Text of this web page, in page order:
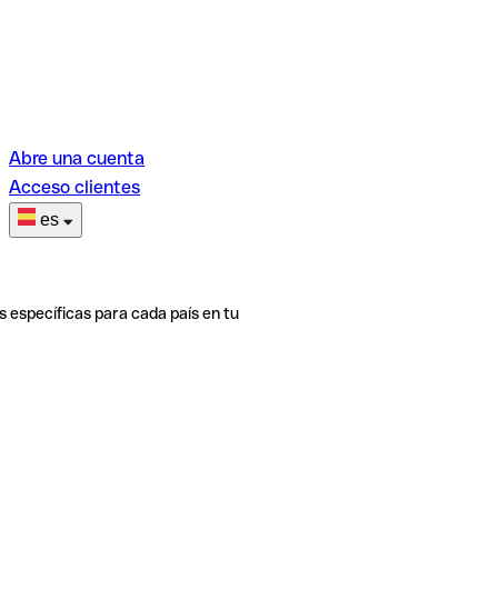
Abre una cuenta
Acceso clientes
es
específicas para cada país en tu